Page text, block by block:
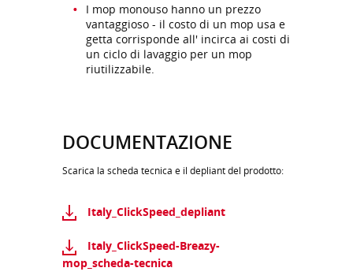
I mop monouso hanno un prezzo
vantaggioso - il costo di un mop usa e
getta corrisponde all' incirca ai costi di
un ciclo di lavaggio per un mop
riutilizzabile.
DOCUMENTAZIONE
Scarica la scheda tecnica e il depliant del prodotto:
Italy_ClickSpeed_depliant
Italy_ClickSpeed-Breazy-
mop_scheda-tecnica